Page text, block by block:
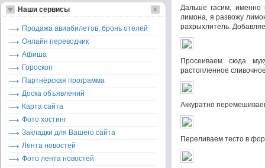
Дальше гасим, именно
лимона, я развожу
рахрыхлитель.
Просеиваем сюда
растопленное
Аккуратно
Переливаем тесто в
Наши сервисы
Продажа авиабилетов, бронь отелей
Онлайн переводчик
Афиша
Гороскоп
Партнёрская программа
Доска объявлений
Карта сайта
Фото хостинг
Закладки для Вашего сайта
Лента новостей
Фото лента новостей